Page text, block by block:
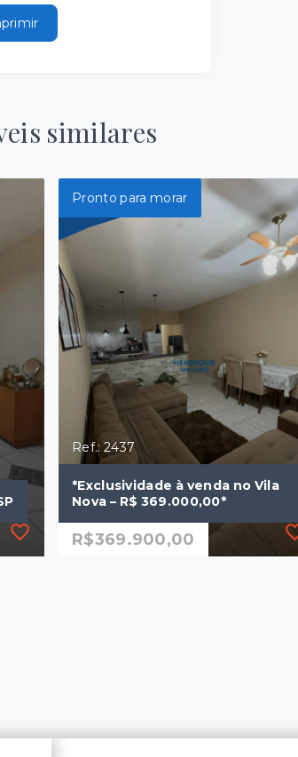
similares
Pronto para morar
Ref.: 2437
*Exclusividade à venda no Vila
Nova – R$ 369.000,00*
R$369.900,00